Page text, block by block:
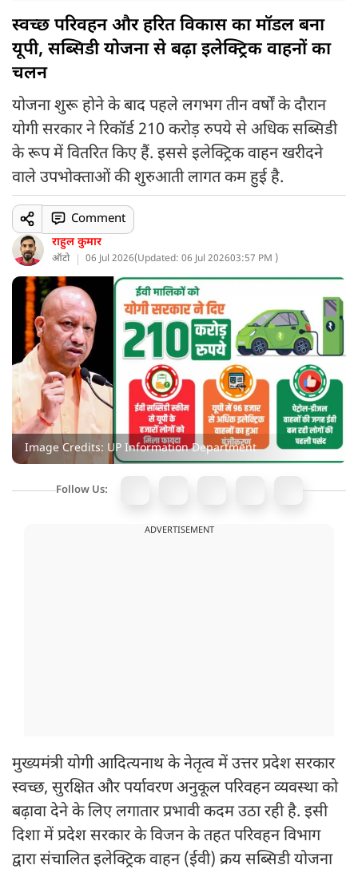
स्वच्छ परिवहन और हरित विकास का मॉडल बना
यूपी, सब्सिडी योजना से बढ़ा इलेक्ट्रिक वाहनों का
चलन
योजना शुरू होने के बाद पहले लगभग तीन वर्षों के दौरान
योगी सरकार ने रिकॉर्ड 210 करोड़ रुपये से अधिक सब्सिडी
के रूप में वितरित किए हैं. इससे इलेक्ट्रिक वाहन खरीदने
वाले उपभोक्ताओं की शुरुआती लागत कम हुई है.
राहुल कुमार
ऑटो 06 Jul 2026(Updated: 06 Jul 202603:57 PM )
Comment
Image Credits: UP Information Department
Follow Us:
ADVERTISEMENT
मुख्यमंत्री योगी आदित्यनाथ के नेतृत्व में उत्तर प्रदेश सरकार
स्वच्छ, सुरक्षित और पर्यावरण अनुकूल परिवहन व्यवस्था को
बढ़ावा देने के लिए लगातार प्रभावी कदम उठा रही है. इसी
दिशा में प्रदेश सरकार के विजन के तहत परिवहन विभाग
द्वारा संचालित इलेक्ट्रिक वाहन (ईवी) क्रय सब्सिडी योजना